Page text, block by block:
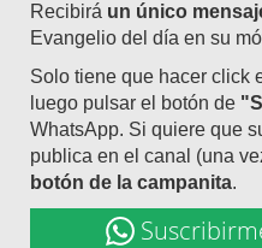
Recibirá un único
Evangelio del día en su
Solo tiene que hacer click
luego pulsar el botón de
WhatsApp. Si quiere que
publica en el canal (una
botón de la campanita.